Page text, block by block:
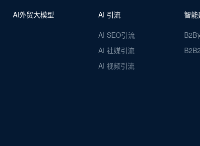
AI外贸大模型 AI 引流
AI SEO引流
AI 社媒引流
AI 视频引流
智能
B2B